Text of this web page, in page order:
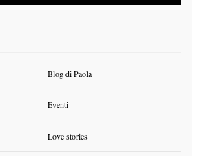
Blog di Paola
Eventi
Love stories